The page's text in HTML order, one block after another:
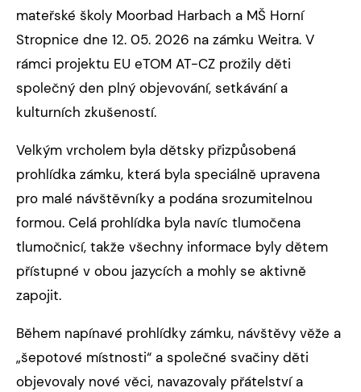
mateřské školy Moorbad Harbach a MŠ Horní
Stropnice dne 12. 05. 2026 na zámku Weitra. V
rámci projektu EU eTOM AT-CZ prožily děti
společný den plný objevování, setkávání a
kulturních zkušeností.
Velkým vrcholem byla dětsky přizpůsobená
prohlídka zámku, která byla speciálně upravena
pro malé návštěvníky a podána srozumitelnou
formou. Celá prohlídka byla navíc tlumočena
tlumočnicí, takže všechny informace byly dětem
přístupné v obou jazycích a mohly se aktivně
zapojit.
Během napínavé prohlídky zámku, návštěvy věže a
„šepotové místnosti“ a společné svačiny děti
objevovaly nové věci, navazovaly přátelství a